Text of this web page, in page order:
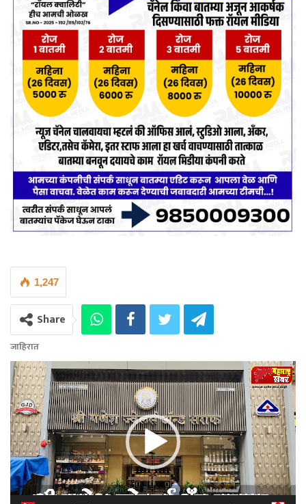
1,247
Share
जाहिरात
Video
Player